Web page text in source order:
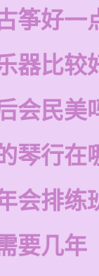
筝好一
器比较
会民美
琴行在
会排练
要几年